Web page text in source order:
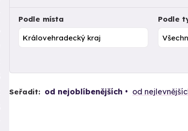
Podle místa Podle
Seřadit: od nejoblíbenějších od